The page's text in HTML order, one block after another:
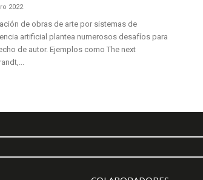
2022
de obras de arte por sistemas de
artificial plantea numerosos desafíos para
de autor. Ejemplos como The next